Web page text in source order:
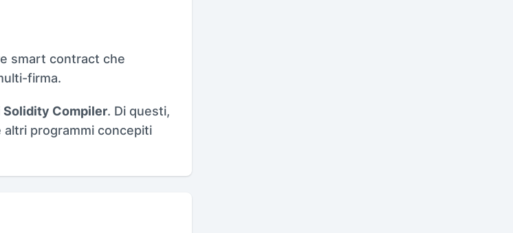
smart contract che
firma.
Solidity Compiler. Di questi,
programmi concepiti